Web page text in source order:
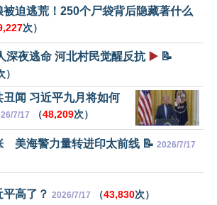
被迫逃荒！250个尸袋背后隐藏著什么
次）
深夜逃命 河北村民觉醒反抗 ▶️ 📝
）
闻 习近平九月将如何
7/17 （48,209次）
美海警力量转进印太前线 📝 2026/7/17
高了？ 2026/7/17 （43,830次）